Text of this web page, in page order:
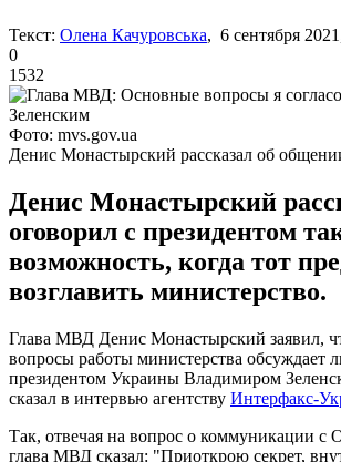
Текст: Олена Качуровська, 6 сентября
0
1532
Фото: mvs.gov.ua
Денис Монастырский рассказал об
Денис Монастырский
оговорил с президентом
возможность, когда тот
возглавить министерство.
Глава МВД Денис Монастырский заявил,
вопросы работы министерства обсуждает
президентом Украины Владимиром
сказал в интервью агентству Интерфакс-
Так, отвечая на вопрос о коммуникации с
глава МВД сказал: "Приоткрою секрет,